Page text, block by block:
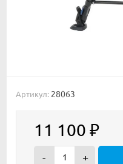
Артикул: 28063
11 100 ₽
- +